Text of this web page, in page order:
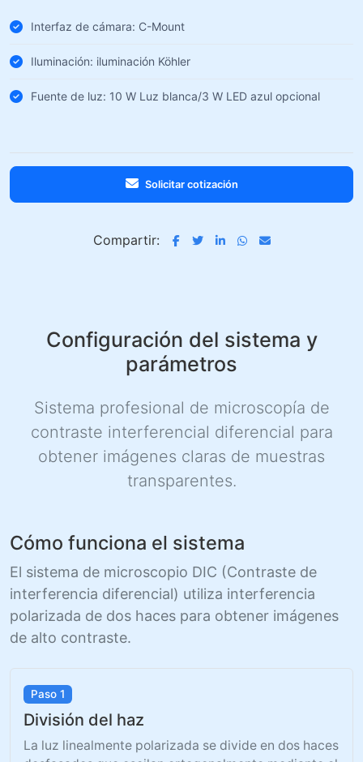
Interfaz de cámara: C-Mount
Iluminación: iluminación Köhler
Fuente de luz: 10 W Luz blanca/3 W LED azul opcional
Solicitar cotización
Compartir:
Configuración del sistema y
parámetros
Sistema profesional de microscopía de
contraste interferencial diferencial para
obtener imágenes claras de muestras
transparentes.
Cómo funciona el sistema
El sistema de microscopio DIC (Contraste de
interferencia diferencial) utiliza interferencia
polarizada de dos haces para obtener imágenes
de alto contraste.
Paso 1
División del haz
La luz linealmente polarizada se divide en dos haces